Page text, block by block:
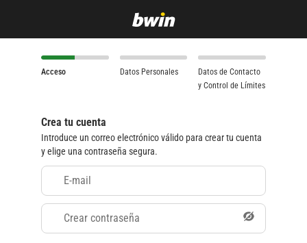
Acceso Datos Personales
Datos de Contacto
y Control de Límites
Crea tu cuenta
Introduce un correo electrónico válido para crear tu cuenta
y elige una contraseña segura.
E-mail
Crear contraseña